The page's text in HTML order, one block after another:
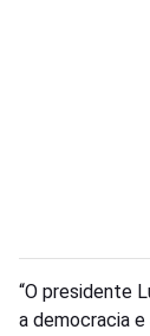
“O presidente
a democracia